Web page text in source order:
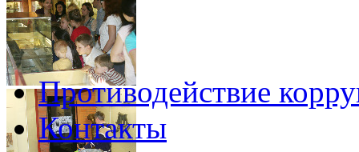
Противодействие
Контакты